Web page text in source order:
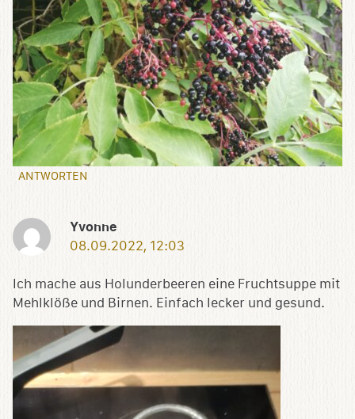
ANTWORTEN
Yvonne
08.09.2022, 12:03
Ich mache aus Holunderbeeren eine Fruchtsuppe mit
Mehlklöße und Birnen. Einfach lecker und gesund.